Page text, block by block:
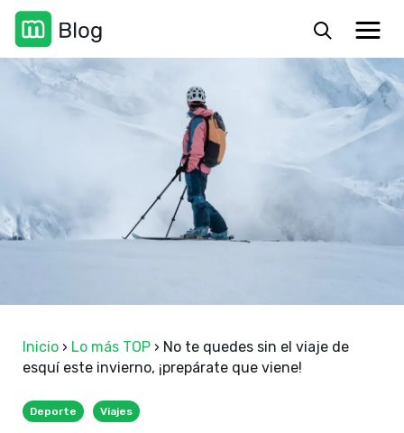
Inicio › Lo más TOP › No te quedes sin el viaje de
esquí este invierno, ¡prepárate que viene!
Deporte Viajes